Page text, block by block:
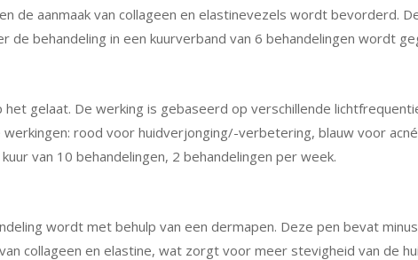
de aanmaak van collageen en elastinevezels wordt bevorderd.
behandeling in een kuurverband van 6 behandelingen wordt
gelaat. De werking is gebaseerd op verschillende
rood voor huidverjonging/-verbetering, blauw voor
van 10 behandelingen, 2 behandelingen per week.
wordt met behulp van een dermapen. Deze pen bevat
collageen en elastine, wat zorgt voor meer stevigheid van de